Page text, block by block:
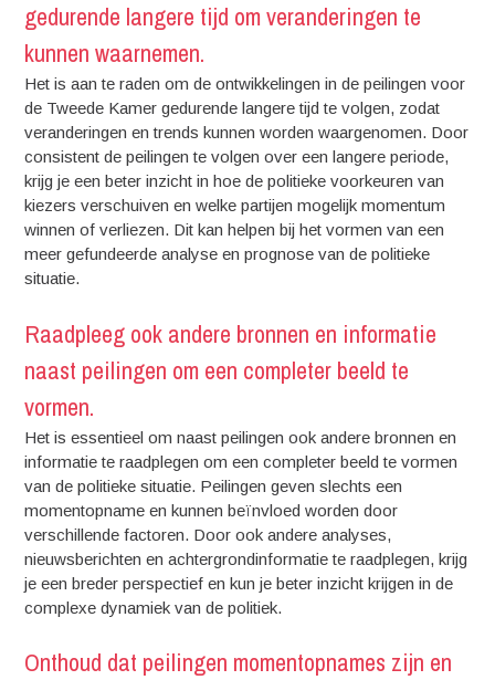
gedurende langere tijd om veranderingen te
kunnen waarnemen.
Het is aan te raden om de ontwikkelingen in de peilingen voor
de Tweede Kamer gedurende langere tijd te volgen, zodat
veranderingen en trends kunnen worden waargenomen. Door
consistent de peilingen te volgen over een langere periode,
krijg je een beter inzicht in hoe de politieke voorkeuren van
kiezers verschuiven en welke partijen mogelijk momentum
winnen of verliezen. Dit kan helpen bij het vormen van een
meer gefundeerde analyse en prognose van de politieke
situatie.
Raadpleeg ook andere bronnen en informatie
naast peilingen om een completer beeld te
vormen.
Het is essentieel om naast peilingen ook andere bronnen en
informatie te raadplegen om een completer beeld te vormen
van de politieke situatie. Peilingen geven slechts een
momentopname en kunnen beïnvloed worden door
verschillende factoren. Door ook andere analyses,
nieuwsberichten en achtergrondinformatie te raadplegen, krijg
je een breder perspectief en kun je beter inzicht krijgen in de
complexe dynamiek van de politiek.
Onthoud dat peilingen momentopnames zijn en